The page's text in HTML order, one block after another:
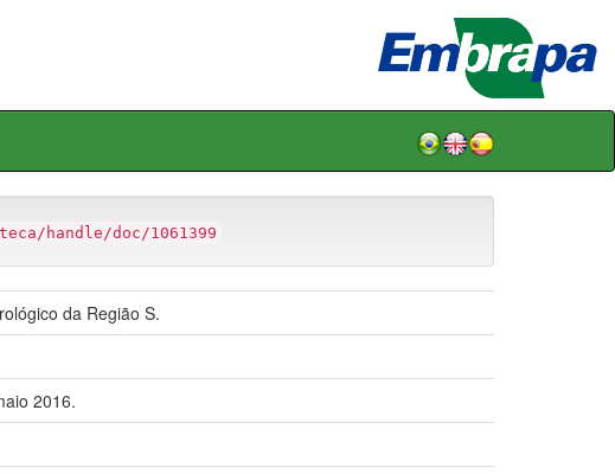
handle/doc/1061399
da Região S.
2016.